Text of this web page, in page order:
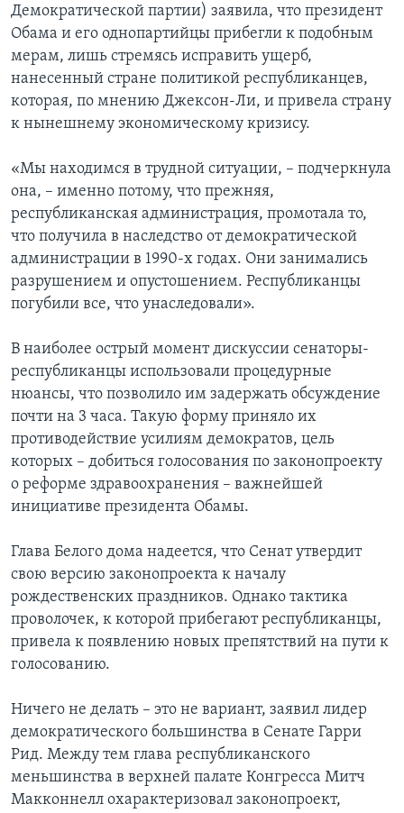
Демократической партии) заявила, что президент
Обама и его однопартийцы прибегли к подобным
мерам, лишь стремясь исправить ущерб,
нанесенный стране политикой республиканцев,
которая, по мнению Джексон-Ли, и привела страну
к нынешнему экономическому кризису.
«Мы находимся в трудной ситуации, – подчеркнула
она, – именно потому, что прежняя,
республиканская администрация, промотала то,
что получила в наследство от демократической
администрации в 1990-х годах. Они занимались
разрушением и опустошением. Республиканцы
погубили все, что унаследовали».
В наиболее острый момент дискуссии сенаторы-
республиканцы использовали процедурные
нюансы, что позволило им задержать обсуждение
почти на 3 часа. Такую форму приняло их
противодействие усилиям демократов, цель
которых – добиться голосования по законопроекту
о реформе здравоохранения – важнейшей
инициативе президента Обамы.
Глава Белого дома надеется, что Сенат утвердит
свою версию законопроекта к началу
рождественских праздников. Однако тактика
проволочек, к которой прибегают республиканцы,
привела к появлению новых препятствий на пути к
голосованию.
Ничего не делать – это не вариант, заявил лидер
демократического большинства в Сенате Гарри
Рид. Между тем глава республиканского
меньшинства в верхней палате Конгресса Митч
Макконнелл охарактеризовал законопроект,